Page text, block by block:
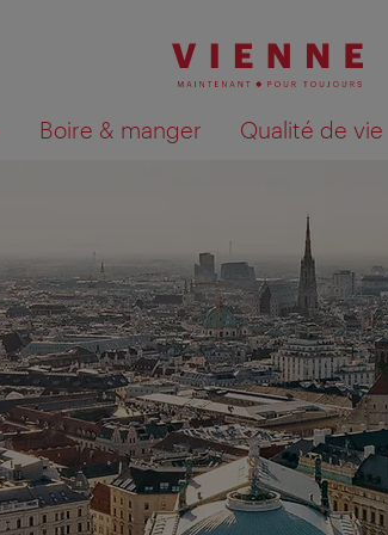
Boire & manger Qualité de vie